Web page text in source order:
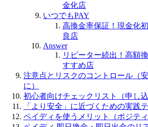
金化店
いつでもPAY
高換金率保証！現金化
良店
Answer
リピーター続出！高額
すすめ店
注意点とリスクのコントロール（
に）
初心者向けチェックリスト（申し
「より安全」に近づくための実践
ペイディを使うメリット（ポジティ